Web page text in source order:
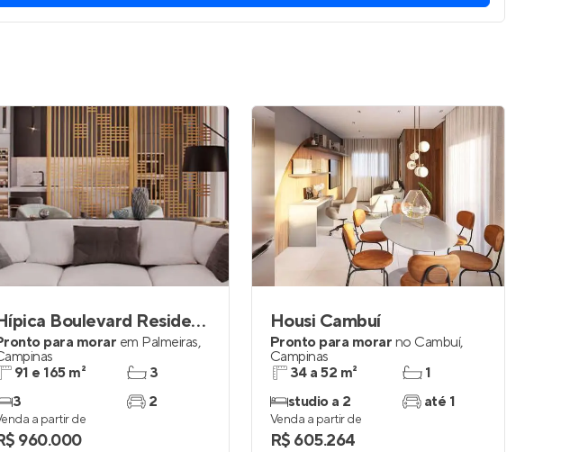
Hípica Boulevard Residencial
para morar em Palmeiras,
91 e 165 m²
3
3
2
a partir de
960.000
Housi Cambuí
Pronto para morar no Cambuí,
Campinas
34 a 52 m²
studio a 2
1
até 1
Venda a partir de
R$ 605.264